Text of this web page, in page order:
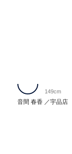
音間 春香 宇品店
149cm